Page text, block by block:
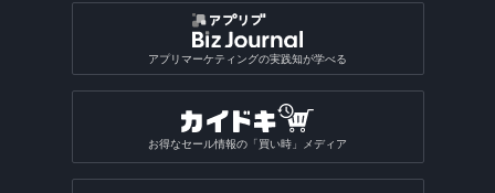
アプリマーケティングの実践知が学べる
お得なセール情報の「買い時」メディア